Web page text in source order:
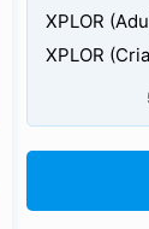
XPLOR
XPLOR